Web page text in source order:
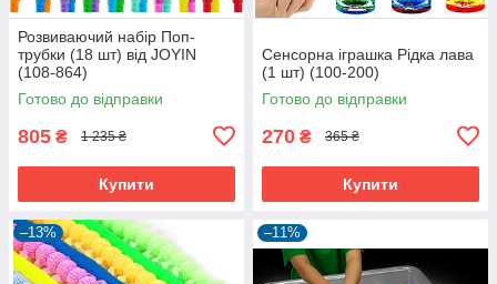
Розвиваючий набір Поп-
трубки (18 шт) від JOYIN
(108-864)
Готово до відправки
805 ₴ 1 235 ₴
Купити
Сенсорна іграшка Рідка лава
(1 шт) (100-200)
Готово до відправки
270 ₴ 365 ₴
Купити
–13% –11%